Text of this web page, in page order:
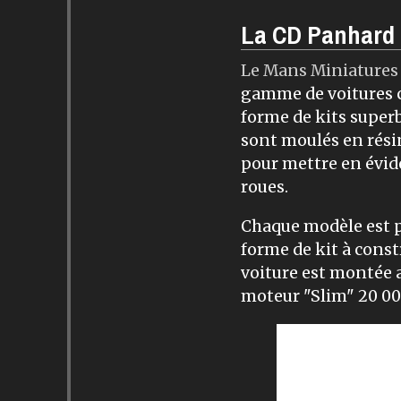
La CD
Le Mans Miniatures
gamme de voitures
forme de kits
sont moulés en
pour mettre en
roues.
Chaque modèle
forme de kit à
voiture est montée
moteur "Slim" 20